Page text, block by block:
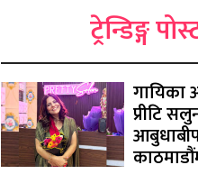
ट्रेन्डिङ्ग
प्रीटि